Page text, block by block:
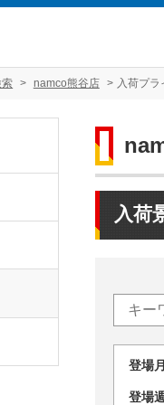
namco熊谷店 入荷プラ
入荷
登
登